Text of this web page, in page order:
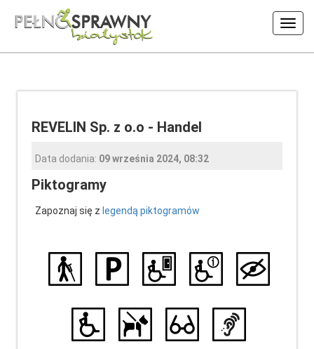
Włącz
REVELIN Sp. z o.o - Handel
Data dodania: 09 września 2024, 08:32
Piktogramy
Zapoznaj się z legendą piktogramów